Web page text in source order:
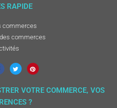
RAPIDE
commerces
commerces
VOTRE COMMERCE, VOS
?